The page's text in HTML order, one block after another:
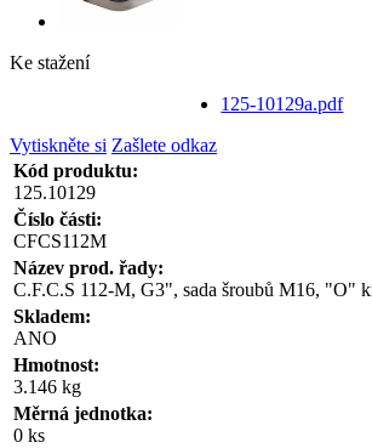
Ke stažení
125-10129a.pdf
Vytiskněte si Zašlete odkaz
Kód produktu:
125.10129
Číslo části:
CFCS112M
Název prod. řady:
C.F.C.S 112-M, G3", sada šroubů M16, "O"
Skladem:
ANO
Hmotnost:
3.146 kg
Měrná jednotka:
0 ks